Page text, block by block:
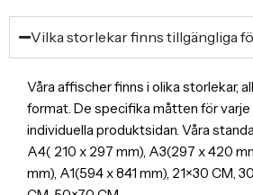
Vilka storlekar finns tillgängliga
Våra affischer finns i olika storlekar,
format. De specifika måtten för
individuella produktsidan. Våra
A4( 210 x 297 mm), A3(297 x 420
mm), A1(594 x 841 mm), 21×30 CM,